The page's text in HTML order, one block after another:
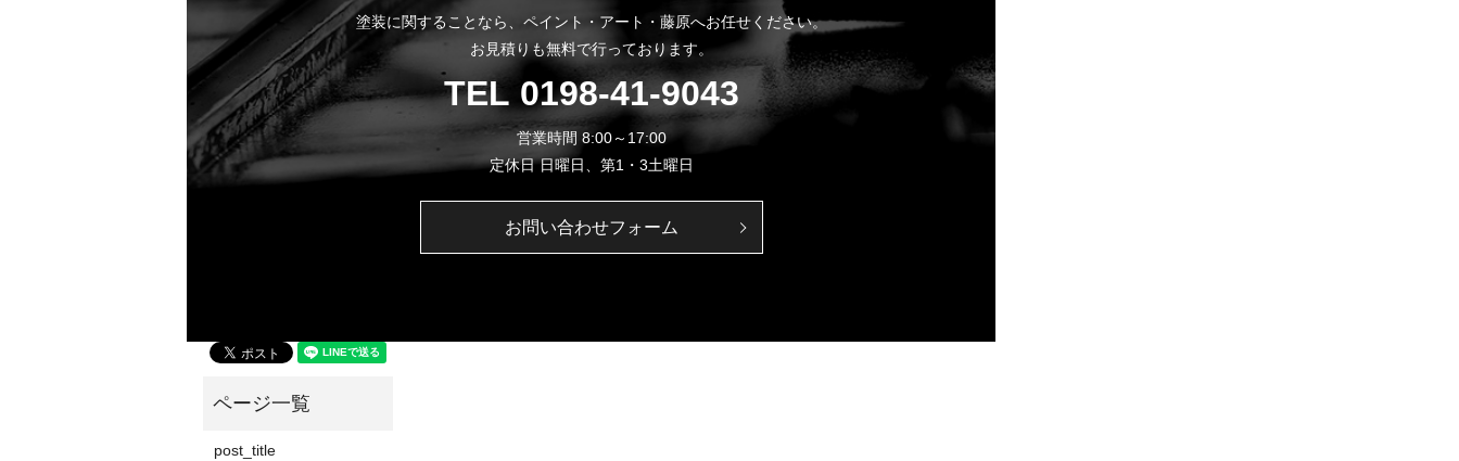
塗装に関することなら、 ペイント・アート・藤原へお任せください。
お見積りも無料で行っております。
TEL 0198-41-9043
営業時間 8:00～17:00
定休日 日曜日、第1・3土曜日
お問い合わせフォーム
post_title